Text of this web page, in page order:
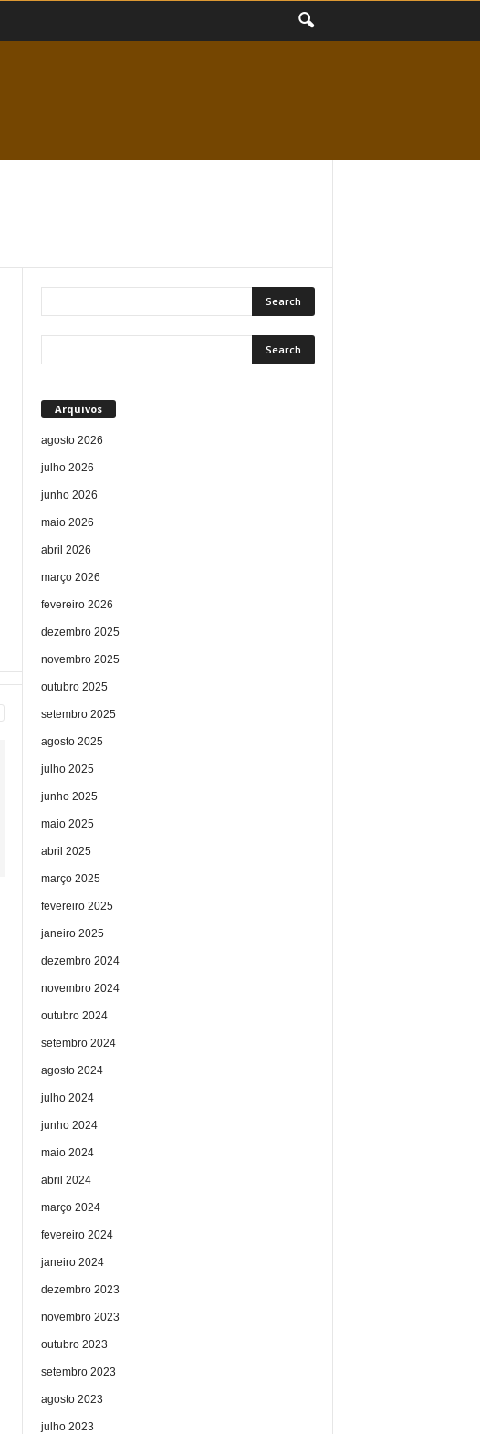
Arquivos
agosto 2026
julho 2026
junho 2026
maio 2026
abril 2026
março 2026
fevereiro 2026
dezembro 2025
novembro 2025
outubro 2025
setembro 2025
agosto 2025
julho 2025
junho 2025
maio 2025
abril 2025
março 2025
fevereiro 2025
janeiro 2025
dezembro 2024
novembro 2024
outubro 2024
setembro 2024
agosto 2024
julho 2024
junho 2024
maio 2024
abril 2024
março 2024
fevereiro 2024
janeiro 2024
dezembro 2023
novembro 2023
outubro 2023
setembro 2023
agosto 2023
julho 2023